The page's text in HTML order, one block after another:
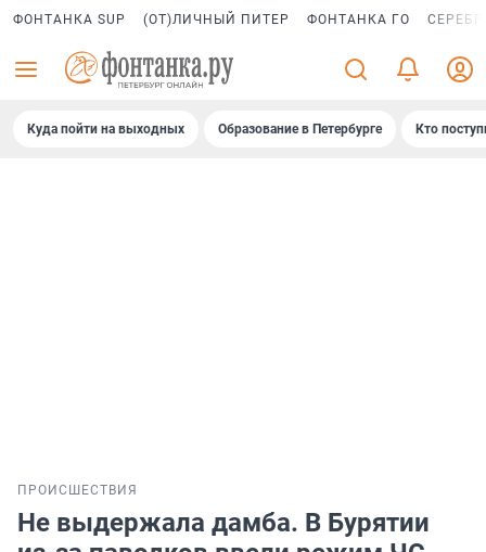
ФОНТАНКА SUP (ОТ)ЛИЧНЫЙ ПИТЕР ФОНТАНКА ГО
Куда пойти на выходных Образование в Петербурге Кто
ПРОИСШЕСТВИЯ
Не выдержала дамба. В Бурятии